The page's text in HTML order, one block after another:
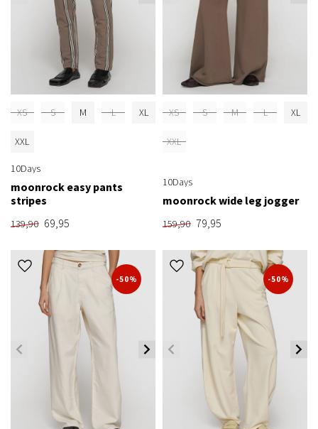
XS S M L XL
XXL
10Days
moonrock easy pants
stripes
139,90 69,95
XS S M L XL
XXL
10Days
moonrock wide leg jogger
159,90 79,95
-50% -50%